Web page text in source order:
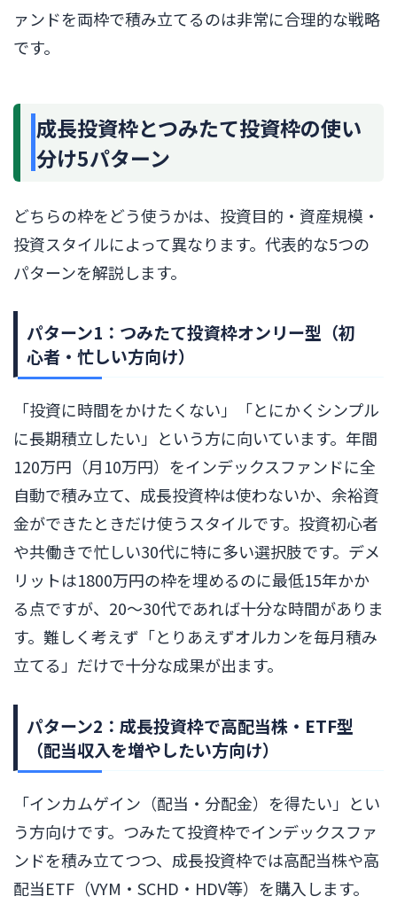
ァンドを両枠で積み立てるのは非常に合理的な戦略
です。
成長投資枠とつみたて投資枠の使い
分け5パターン
どちらの枠をどう使うかは、投資目的・資産規模・
投資スタイルによって異なります。代表的な5つの
パターンを解説します。
パターン1：つみたて投資枠オンリー型（初
心者・忙しい方向け）
「投資に時間をかけたくない」「とにかくシンプル
に長期積立したい」という方に向いています。年間
120万円（月10万円）をインデックスファンドに全
自動で積み立て、成長投資枠は使わないか、余裕資
金ができたときだけ使うスタイルです。投資初心者
や共働きで忙しい30代に特に多い選択肢です。デメ
リットは1800万円の枠を埋めるのに最低15年かか
る点ですが、20〜30代であれば十分な時間がありま
す。難しく考えず「とりあえずオルカンを毎月積み
立てる」だけで十分な成果が出ます。
パターン2：成長投資枠で高配当株・ETF型
（配当収入を増やしたい方向け）
「インカムゲイン（配当・分配金）を得たい」とい
う方向けです。つみたて投資枠でインデックスファ
ンドを積み立てつつ、成長投資枠では高配当株や高
配当ETF（VYM・SCHD・HDV等）を購入します。